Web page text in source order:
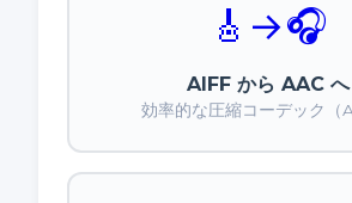
🎸 →🎧
AIFF から AAC へ
効率的な圧縮コーデック（